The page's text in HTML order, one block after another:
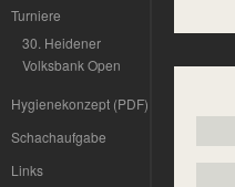
Turniere
30. Heidener
Volksbank Open
Hygienekonzept (PDF)
Schachaufgabe
Links